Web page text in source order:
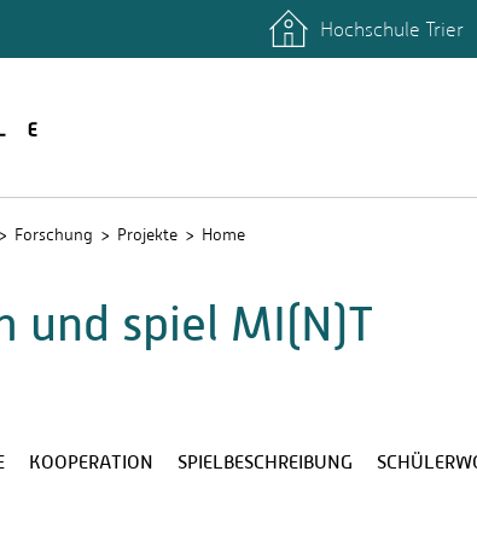
Hochschule Trier
Forschung Projekte Home
und spiel MI(N)T
KOOPERATION SPIELBESCHREIBUNG